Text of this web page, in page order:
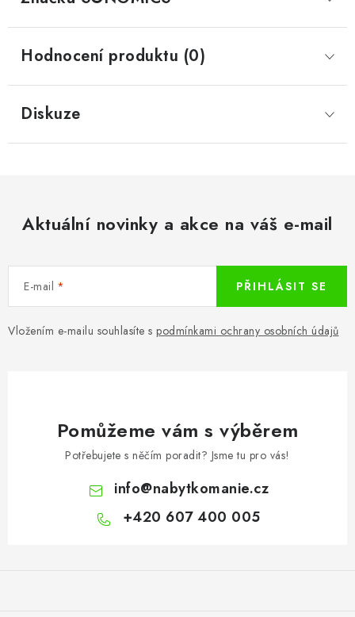
Hodnocení produktu (0)
Diskuze
Aktuální novinky a akce na váš e-mail
E-mail
Vložením e-mailu souhlasíte s podmínkami ochrany osobních údajů
PŘIHLÁSIT SE
Pomůžeme vám s výběrem
Potřebujete s něčím poradit? Jsme tu pro vás!
info@nabytkomanie.cz
+420 607 400 005